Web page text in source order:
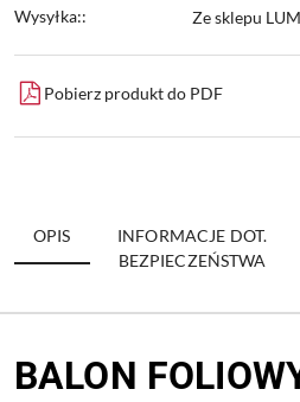
Wysyłka:: Ze sklepu
Pobierz produkt do PDF
OPIS
INFORMACJE DOT.
BEZPIECZEŃSTWA
BALON